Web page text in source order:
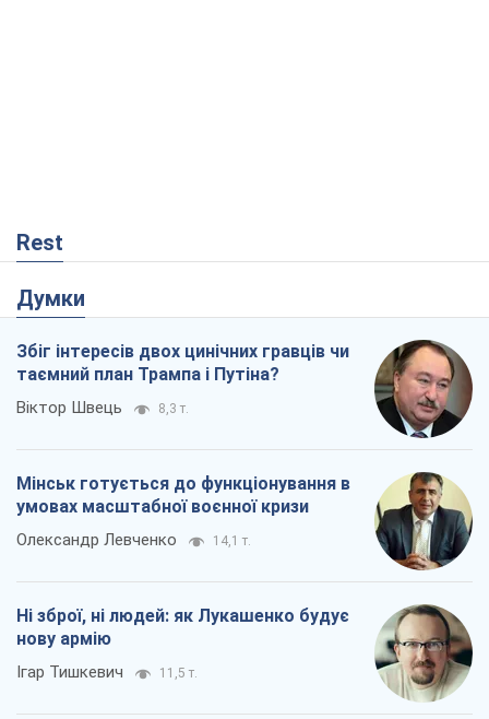
Rest
Думки
Збіг інтересів двох цинічних гравців чи
таємний план Трампа і Путіна?
Віктор Швець 8,3 т.
Мінськ готується до функціонування в
умовах масштабної воєнної кризи
Олександр Левченко 14,1 т.
Ні зброї, ні людей: як Лукашенко будує
нову армію
Ігар Тишкевич 11,5 т.